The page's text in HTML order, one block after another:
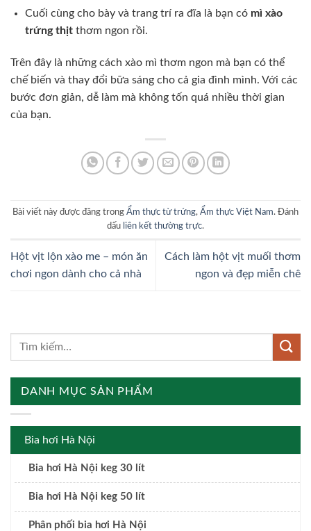
Cuối cùng cho bày và trang trí ra đĩa là bạn có mì xào
trứng thịtthơm ngon rồi.
Trên đây là những cách xào mì thơm ngon mà bạn có thể
chế biến và thay đổi bữa sáng cho cả gia đình mình. Với các
bước đơn giản, dễ làm mà không tốn quá nhiều thời gian
của bạn.
Bài viết này được đăng trong Ẩm thực từ trứng, Ẩm thực Việt Nam. Đánh
dấu liên kết thường trực.
Hột vịt lộn xào me – món ăn
chơi ngon dành cho cả nhà
Cách làm hột vịt muối thơm
ngon và đẹp miễn chê
DANH MỤC SẢN PHẨM
Bia hơi Hà Nội
Bia hơi Hà Nội keg 30 lít
Bia hơi Hà Nội keg 50 lít
Phân phối bia hơi Hà Nội